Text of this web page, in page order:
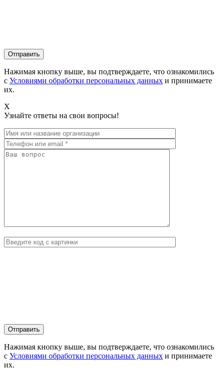
Нажимая кнопку выше, вы подтверждаете, что ознакомились
с Условиями обработки персональных данных и принимаете
их.
X
Узнайте ответы на свои вопросы!
Нажимая кнопку выше, вы подтверждаете, что ознакомились
с Условиями обработки персональных данных и принимаете
их.